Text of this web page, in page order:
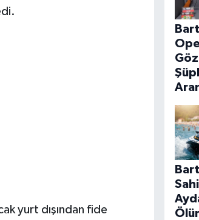
yurt dışından fide